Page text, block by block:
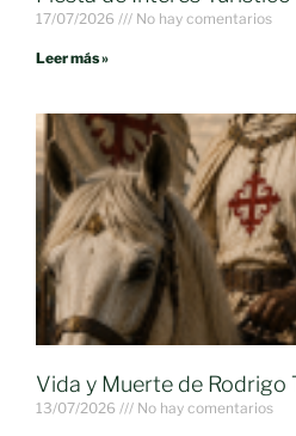
17/07/2026 No hay comentarios
Leer más »
Vida y Muerte de Rodrigo
13/07/2026 No hay comentarios